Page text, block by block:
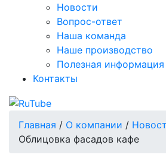
Новости
Вопрос-ответ
Наша команда
Наше производство
Полезная информация
Контакты
Главная / О компании /
Облицовка фасадов кафе